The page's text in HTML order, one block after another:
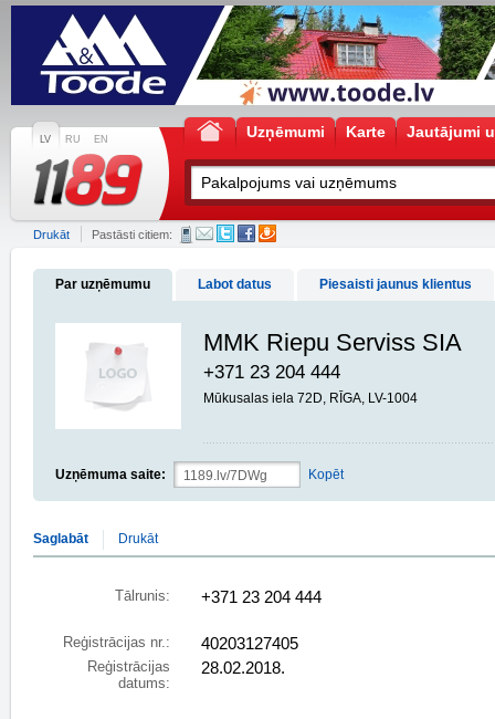
LV RU EN Uzņēmumi Karte Jautājumi
Drukāt Pastāsti citiem:
Par uzņēmumu Labot datus Piesaisti jaunus klientus
MMK Riepu Serviss SIA
+371 23 204 444
Mūkusalas iela 72D, RĪGA, LV-1004
Uzņēmuma saite: Kopēt
Saglabāt Drukāt
Tālrunis: +371 23 204 444
Reģistrācijas nr.: 40203127405
Reģistrācijas
datums:
28.02.2018.